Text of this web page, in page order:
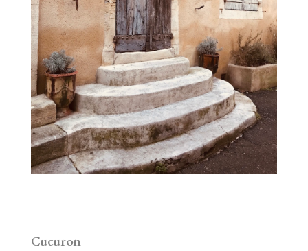
Cucuron